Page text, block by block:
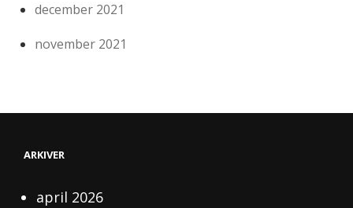
december 2021
november 2021
ARKIVER
april 2026